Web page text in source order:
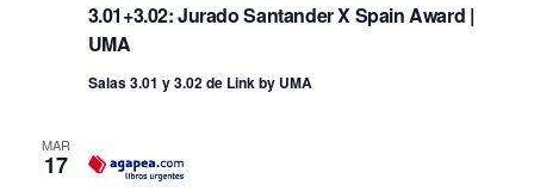
3.01+3.02: Jurado Santander X Spain Award |
UMA
Salas 3.01 y 3.02 de Link by UMA
MAR
17